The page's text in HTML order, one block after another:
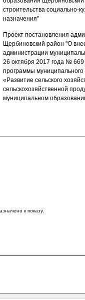
строительства социально-
назначения"
Проект постановления
Щербиновский район​ "О
администрации
26 октября 2017 года №
программы
«Развитие сельского
сельскохозяйственной
муниципальном
к показу.